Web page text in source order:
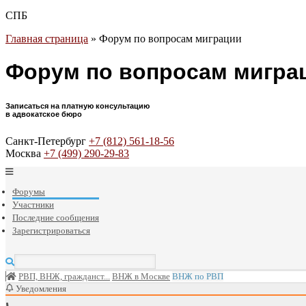
СПБ
Главная страница » Форум по вопросам миграции
Форум по вопросам
Записаться на платную консультацию
в адвокатское бюро
Санкт-Петербург +7 (812) 561-18-56
Москва +7 (499) 290-29-83
Форумы
Участники
Последние сообщения
Зарегистрироваться
РВП, ВНЖ, гражданст... ВНЖ в Москве ВНЖ по РВП
Уведомления